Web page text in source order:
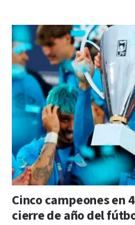
Cinco campeones en
cierre de año del